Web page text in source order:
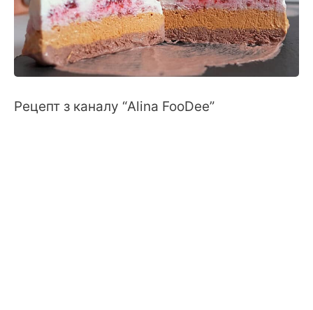
Рецепт з каналу “Alina FooDee”